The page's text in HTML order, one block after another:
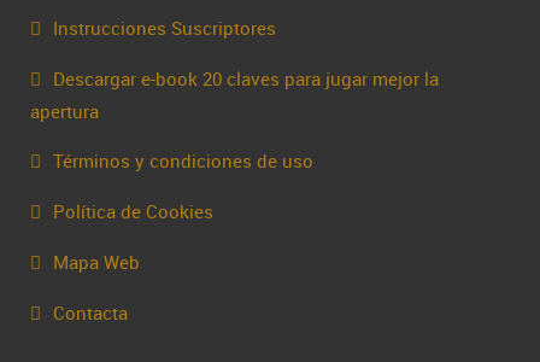
Instrucciones Suscriptores
Descargar e-book 20 claves para jugar mejor la
apertura
Términos y condiciones de uso
Política de Cookies
Mapa Web
Contacta